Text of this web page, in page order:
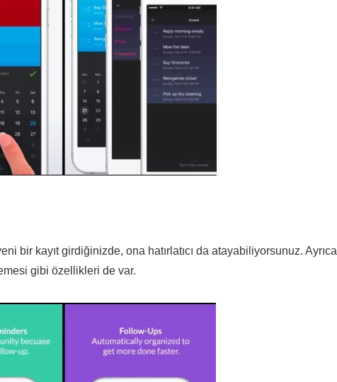
bir kayıt girdiğinizde, ona hatırlatıcı da atayabiliyorsunuz. Ayrıca
gibi özellikleri de var.